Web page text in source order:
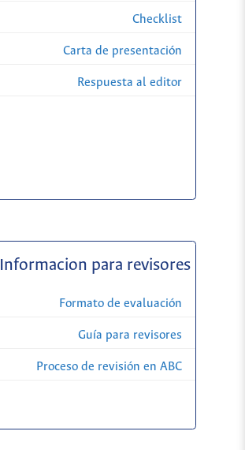
Checklist
Carta de presentación
Respuesta al editor
Informacion para revisores
Formato de evaluación
Guía para revisores
Proceso de revisión en ABC